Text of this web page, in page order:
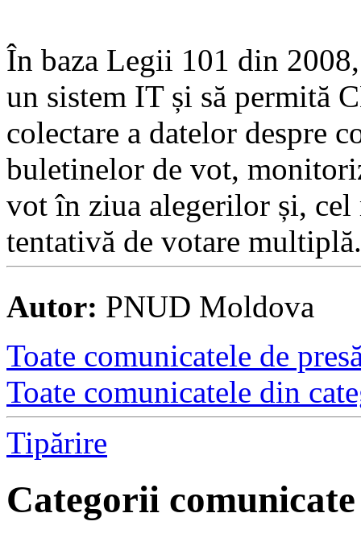
În baza Legii 101 din
un sistem IT și să permită
colectare a datelor despre
buletinelor de vot,
vot în ziua alegerilor și, cel
tentativă de votare multiplă.
Autor: PNUD Moldova
Toate comunicatele de
Toate comunicatele din
Tipărire
Categorii comunicate